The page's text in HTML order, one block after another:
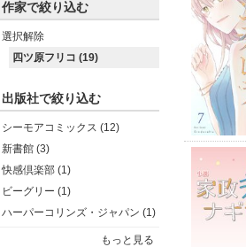
作家で絞り込む
選択解除
四ツ原フリコ (19)
出版社で絞り込む
シーモアコミックス (12)
新書館 (3)
快感倶楽部 (1)
ビーグリー (1)
ハーパーコリンズ・ジャパン (1)
もっと見る